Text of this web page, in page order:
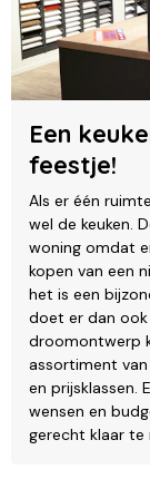
Een
feestje!
Als er één
wel de keuken.
woning omdat
kopen van een
het is een
doet er dan
droomontwerp
assortiment
en prijsklassen.
wensen en
gerecht klaar te